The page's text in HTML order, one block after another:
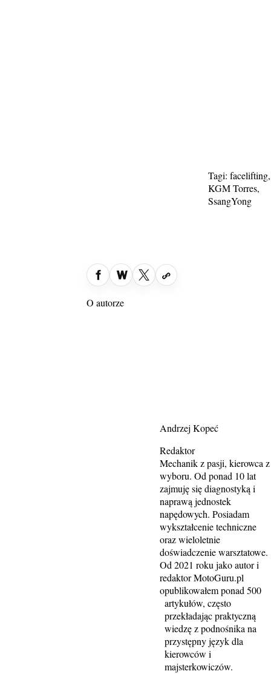
Tagi: facelifting,
KGM Torres,
SsangYong
O autorze
Andrzej Kopeć
Redaktor
Mechanik z pasji, kierowca z
wyboru. Od ponad 10 lat
zajmuję się diagnostyką i
naprawą jednostek
napędowych. Posiadam
wykształcenie techniczne
oraz wieloletnie
doświadczenie warsztatowe.
Od 2021 roku jako autor i
redaktor MotoGuru.pl
opublikowałem ponad 500
artykułów, często
przekładając praktyczną
wiedzę z podnośnika na
przystępny język dla
kierowców i
majsterkowiczów.